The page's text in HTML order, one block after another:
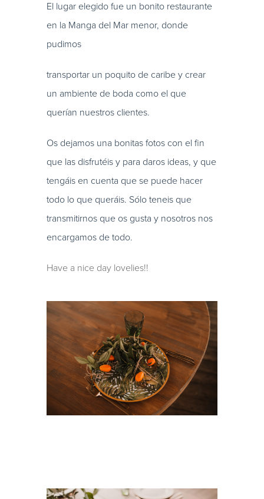
El lugar elegido fue un bonito restaurante
en la Manga del Mar menor, donde
pudimos
transportar un poquito de caribe y crear
un ambiente de boda como el que
querían nuestros clientes.
Os dejamos una bonitas fotos con el fin
que las disfrutéis y para daros ideas, y que
tengáis en cuenta que se puede hacer
todo lo que queráis. Sólo teneis que
transmitirnos que os gusta y nosotros nos
encargamos de todo.
Have a nice day lovelies!!